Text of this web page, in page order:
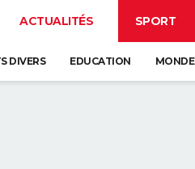
ACTUALITÉS SPORT
DIVERS EDUCATION MONDE